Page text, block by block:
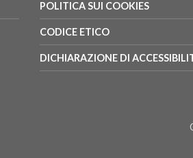
POLITICA SUI COOKIES
CODICE ETICO
DICHIARAZIONE DI